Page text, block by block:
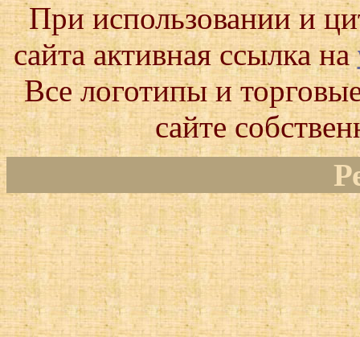
При использовании и
сайта активная ссылка на
Все логотипы и
сайте